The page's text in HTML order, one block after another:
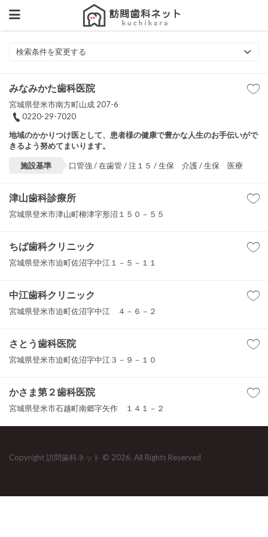
検索条件を変更する
みなみかた歯科医院
宮城県登米市南方町山成 207-6
0220-29-7020
地域のかかりつけ医として、患者様の健康で豊かな人生のお手伝いがで
きるよう努めてまいります。
施設基準 口管強 / 在歯管 / 注１５ / 生保 介護 / 生保 医療
津山歯科診療所
宮城県登米市津山町柳津字形沼１５０－５５
ちば歯科クリニック
宮城県登米市迫町佐沼字中江１－５－１１
中江歯科クリニック
宮城県登米市迫町佐沼字中江 ４－６－２
さとう歯科医院
宮城県登米市迫町佐沼字中江３－９－１０
かさま第２歯科医院
宮城県登米市石越町南郷字矢作 １４１－２
Copyright 訪問歯科ネット © 2026. All Rights Reserved